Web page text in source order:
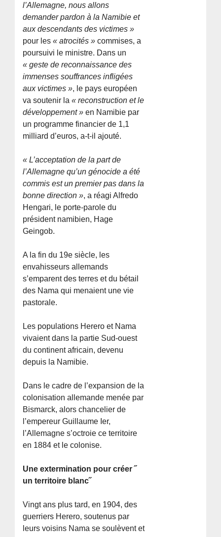
l’Allemagne, nous allons
demander pardon à la Namibie et
aux descendants des victimes »
pour les« atrocités » commises, a
poursuivi le ministre. Dans un
« geste de reconnaissance des
immenses souffrances infligées
aux victimes », le pays européen
va soutenir la« reconstruction et le
développement » en Namibie par
un programme financier de 1,1
milliard d’euros, a-t-il ajouté.
« L’acceptation de la part de
l’Allemagne qu’un génocide a été
commis est un premier pas dans la
bonne direction », a réagi Alfredo
Hengari, le porte-parole du
président namibien, Hage
Geingob.
A la fin du 19e siècle, les
envahisseurs allemands
s’emparent des terres et du bétail
des Nama qui menaient une vie
pastorale.
Les populations Herero et Nama
vivaient dans la partie Sud-ouest
du continent africain, devenu
depuis la Namibie.
Dans le cadre de l’expansion de la
colonisation allemande menée par
Bismarck, alors chancelier de
l’empereur Guillaume Ier,
l’Allemagne s’octroie ce territoire
en 1884 et le colonise.
Une extermination pour créer ˝
un territoire blanc˝
Vingt ans plus tard, en 1904, des
guerriers Herero, soutenus par
leurs voisins Nama se soulèvent et